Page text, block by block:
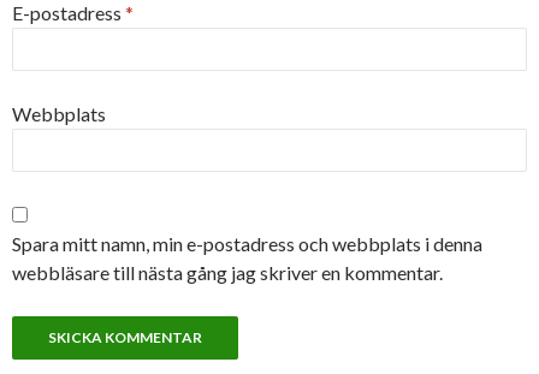
E-postadress *
Webbplats
Spara mitt namn, min e-postadress och webbplats i denna
webbläsare till nästa gång jag skriver en kommentar.